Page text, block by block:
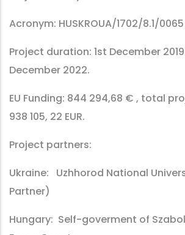
Acronym: HUSKROUA/1702/8.1/0065
Project duration: 1st December
December 2022.
EU Funding: 844 294,68 € , total
938 105, 22 EUR.
Project partners:
Ukraine: Uzhhorod National
Partner)
Hungary: Self-goverment of